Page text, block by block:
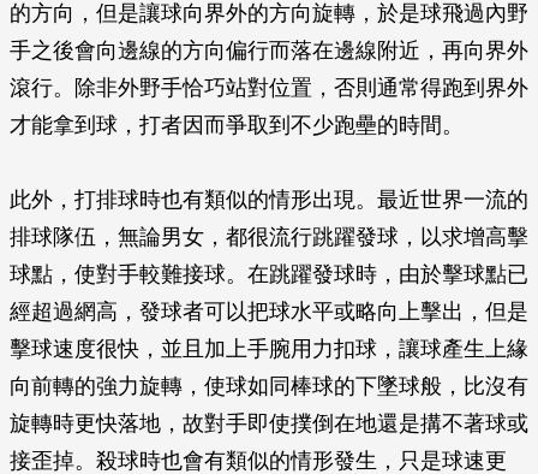
的方向，但是讓球向界外的方向旋轉，於是球飛過內野
手之後會向邊線的方向偏行而落在邊線附近，再向界外
滾行。除非外野手恰巧站對位置，否則通常得跑到界外
才能拿到球，打者因而爭取到不少跑壘的時間。
此外，打排球時也有類似的情形出現。最近世界一流的
排球隊伍，無論男女，都很流行跳躍發球，以求增高擊
球點，使對手較難接球。在跳躍發球時，由於擊球點已
經超過網高，發球者可以把球水平或略向上擊出，但是
擊球速度很快，並且加上手腕用力扣球，讓球產生上緣
向前轉的強力旋轉，使球如同棒球的下墜球般，比沒有
旋轉時更快落地，故對手即使撲倒在地還是搆不著球或
接歪掉。殺球時也會有類似的情形發生，只是球速更